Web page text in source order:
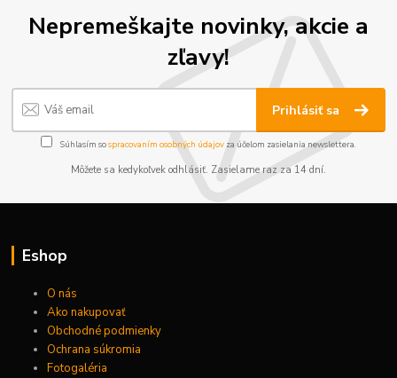
Nepremeškajte novinky, akcie a
zľavy!
Prihlásiť sa
Súhlasím sospracovaním osobných údajov za účelom zasielania newslettera.
Môžete sa kedykoľvek odhlásiť. Zasielame raz za 14 dní.
Eshop
O nás
Ako nakupovať
Obchodné podmienky
Ochrana súkromia
Fotogaléria